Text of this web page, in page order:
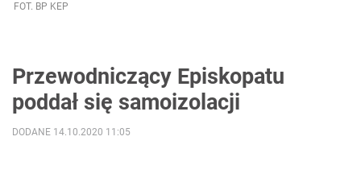
FOT. BP KEP
Przewodniczący Episkopatu
poddał się samoizolacji
DODANE 14.10.2020 11:05